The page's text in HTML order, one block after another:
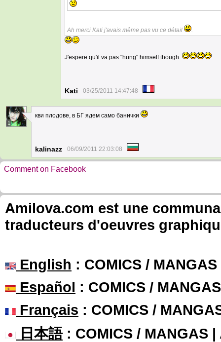
Ah merci Kati j'avais même pas vu ce détail .
J'espere qu'il va pas "hung" himself though.
Kati 03/25/2011 14:47:48
1
кви плодове, в БГ ядем само банички
kalinazz 06/09/2011 22:03:08
Comment on Facebook
Amilova.com est une
traducteurs d'oeuvres
English : COMICS /
Español : COMICS /
Français : COMICS /
日本語: COMICS / MANGAS |